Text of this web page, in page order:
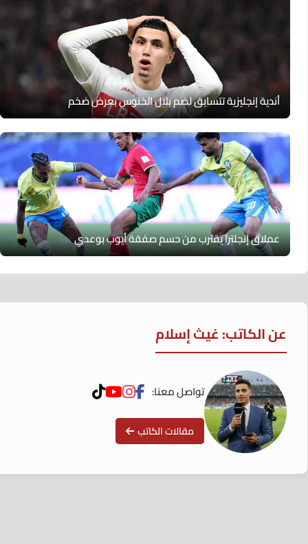
أندية إنجليزية تتسابق لضم بلال الخنوس بعرض ضخم
عملاق إنجلترا يقترب من حسم صفقة أيوب بوعدي
عن الكاتب: غيث إسلام
تواصل معنا:
مقالات الكاتب